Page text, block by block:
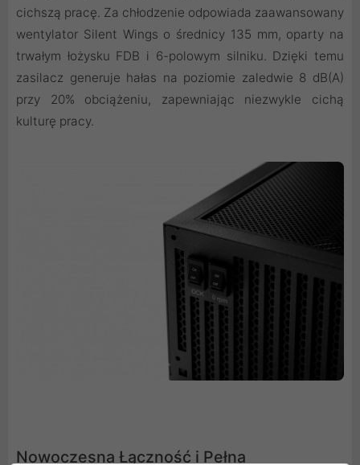
cichszą pracę. Za chłodzenie odpowiada zaawansowany
wentylator Silent Wings o średnicy 135 mm, oparty na
trwałym łożysku FDB i 6-polowym silniku. Dzięki temu
zasilacz generuje hałas na poziomie zaledwie 8 dB(A)
przy 20% obciążeniu, zapewniając niezwykle cichą
kulturę pracy.
Nowoczesna Łączność i Pełna